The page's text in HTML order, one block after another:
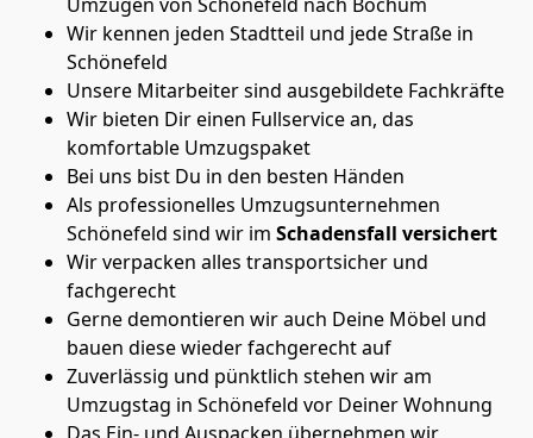
Wir kennen jeden Stadtteil und jede Straße in
Schönefeld
Unsere Mitarbeiter sind ausgebildete Fachkräfte
Wir bieten Dir einen Fullservice an, das
komfortable Umzugspaket
Bei uns bist Du in den besten Händen
Als professionelles Umzugsunternehmen
Schönefeld sind wir im Schadensfall versichert
Wir verpacken alles transportsicher und
fachgerecht
Gerne demontieren wir auch Deine Möbel und
bauen diese wieder fachgerecht auf
Zuverlässig und pünktlich stehen wir am
Umzugstag in Schönefeld vor Deiner Wohnung